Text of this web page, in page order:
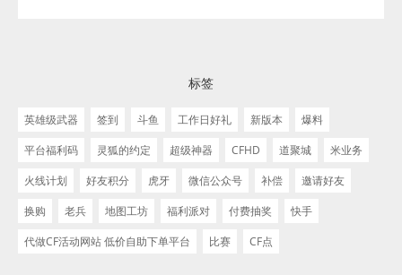
标签
英雄级武器 签到 斗鱼 工作日好礼 新版本
爆料
平台福利码
灵狐的约定 超级神器 CFHD 道聚城
米业务
火线计划
好友积分 虎牙 微信公众号 补偿
邀请好友
换购
老兵 地图工坊 福利派对 付费抽奖
快手
代做CF活动网站 低价自助下单平台
比赛 CF点